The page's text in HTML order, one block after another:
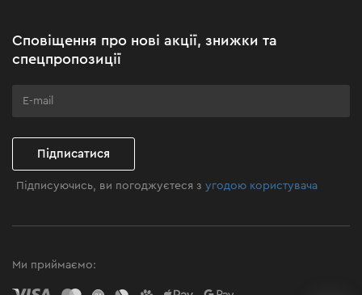
Клуб майстерності
Сповіщення про нові акції, знижки та
спецпропозиції
Підписатися
Підписуючись, ви погоджуєтеся зугодою користувача
Ми приймаємо: